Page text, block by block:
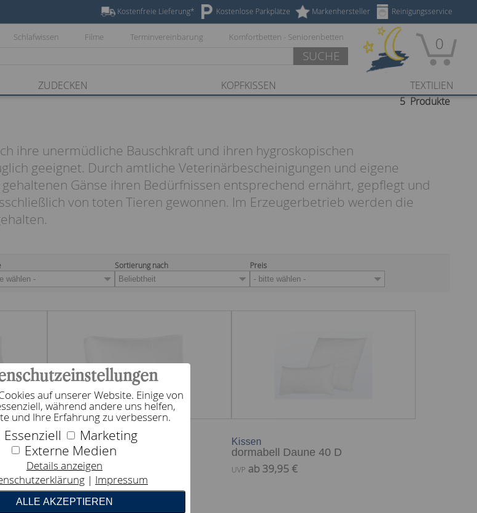
Reinigungsservice
Markenhersteller
Kostenlose Parkplätze
Kostenfreie Lieferung*
Schlafwissen Filme Terminvereinbarung Komfortbetten - Seniorenbetten
SUCHE
0
ZUDECKEN KOPFKISSEN
TEXTILIEN
5 Produkte
ihre unermüdliche Bauschkraft und ihren hygroskopischen
geeignet. Durch amtliche Veterinärbescheinigungen und eigene
Gänse ihren Bedürfnissen entsprechend ernährt, gepflegt und
von toten Tieren gewonnen. Im Erzeugerbetrieb werden die
wählen -
Sortierung nach
Beliebtheit
Preis
- bitte wählen -
Kissen
dormabell Comfort S10
UVP149,95 €
Kissen
dormabell Daune 40 D
UVP ab 39,95 €
auf unserer Website. Einige von
während andere uns helfen,
und Ihre Erfahrung zu verbessern.
Essenziell
Marketing
Externe Medien
Details anzeigen
Impressum
ALLE AKZEPTIEREN